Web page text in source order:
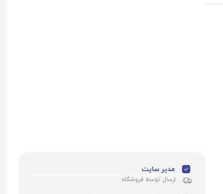
مدیر سایت
ارسال توسط فروشگاه